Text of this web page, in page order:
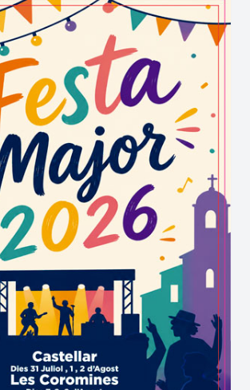
fets servir en rituals funeraris de
es troben peces del segle XIII, XIV i
del Museu de Ceràmica de
en dipòsit) amb objectes de
i un important fons de
la Santa Creu de Barcelona. Al
ha la sala de Castelló, València i
objectes datats des del segle XII fins
i la sala de Tarragona i la Franja de
peces és molt variada des de
passant per gerros, morters,
bols, orinals, teules, fruiters,
porrons, canters d’oli, gerres
i un llarg etcètera.